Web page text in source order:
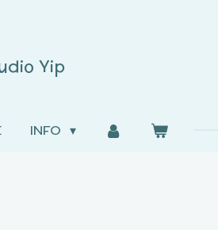
Yip
INFO